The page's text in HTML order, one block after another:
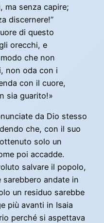
ma senza capire;
discernere!”
di questo
orecchi, e
che non
non oda con i
con il cuore,
sia guarito!»
da Dio stesso
che, con il suo
solo un
poi accadde.
salvare il popolo,
sarebbero andate in
un residuo sarebbe
più avanti in Isaia
perché si aspettava